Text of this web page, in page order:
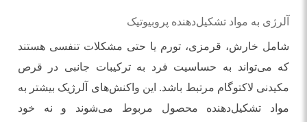
آلرژی به مواد تشکیل‌دهنده پروبیوتیک
شامل خارش، قرمزی، تورم یا حتی مشکلات تنفسی هستند
که می‌تواند به حساسیت فرد به ترکیبات جانبی در قرص
مکیدنی لاکتوگام مرتبط باشد. این واکنش‌های آلرژیک بیشتر به
مواد تشکیل‌دهنده محصول مربوط می‌شوند و نه خود